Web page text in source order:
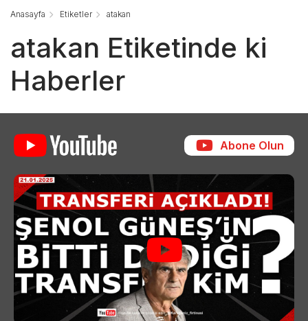
Anasayfa Etiketler atakan
atakan Etiketinde ki
Haberler
Abone Olun